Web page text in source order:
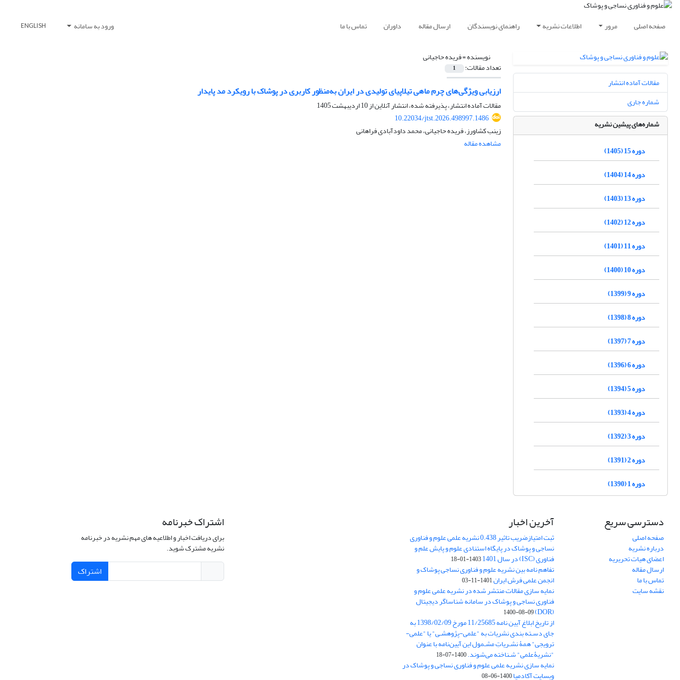
صفحه اصلی مرور اطلاعات نشریه راهنمای نویسندگان ارسال مقاله داوران تماس با ما ورود به سامانه ENGLISH
نویسنده =فریده حاجیانی
تعداد مقالات: 1
ارزیابی ویژگی‌های چرم ماهی تیلاپیای تولیدی در ایران به‌منظور کاربری در پوشاک با رویکرد مد پایدار
مقالات آماده انتشار، پذیرفته شده، انتشار آنلاین از10 اردیبهشت 1405
10.22034/jtst.2026.498997.1486
زینب کشاورز، فریده حاجیانی، محمد داودآبادی فراهانی
مشاهده مقاله
مقالات آماده انتشار
شماره جاری
شماره‌های پیشین نشریه
دوره 15 (1405)
دوره 14 (1404)
دوره 13 (1403)
دوره 12 (1402)
دوره 11 (1401)
دوره 10 (1400)
دوره 9 (1399)
دوره 8 (1398)
دوره 7 (1397)
دوره 6 (1396)
دوره 5 (1394)
دوره 4 (1393)
دوره 3 (1392)
دوره 2 (1391)
دوره 1 (1390)
دسترسی سریع
صفحه اصلی
درباره نشریه
اعضای هیات تحریریه
ارسال مقاله
تماس با ما
نقشه سایت
آخرین اخبار
ثبت امتیازضریب تاثیر 0.438 نشریه علمی علوم و فناوری
نساجی و پوشاک در پایگاه استنادی علوم و پایش علم و
فناوری (ISC) در سال 1401 1403-01-18
تفاهم نامه بین نشریه علوم و فناوری نساجی پوشاک و
انجمن علمی فرش ایران1401-11-03
نمایه سازی مقالات منتشر شده در نشریه علمی علوم و
فناوری نساجی و پوشاک در سامانه شناساگر دیجیتال
(DOR)
1400-08-09
از تاریخ ابلاغ آیین نامه 11/25685 مورخ 1398/02/09 به
جای دسـته بندی نشریات به "علمی-پژوهشـی" یا "علمی-
ترویجی" همۀ نشـریاتِ مشـمول این آیین‌نامه با عنوان
"نشریۀعلمی" شـناخته می‌شوند.1400-07-18
نمایه سازی نشریه علمی علوم و فناوری نساجی و پوشاک در
وبسایت آکادمیا1400-06-08
اشتراک خبرنامه
برای دریافت اخبار و اطلاعیه های مهم نشریه در خبرنامه
نشریه مشترک شوید.
اشتراک